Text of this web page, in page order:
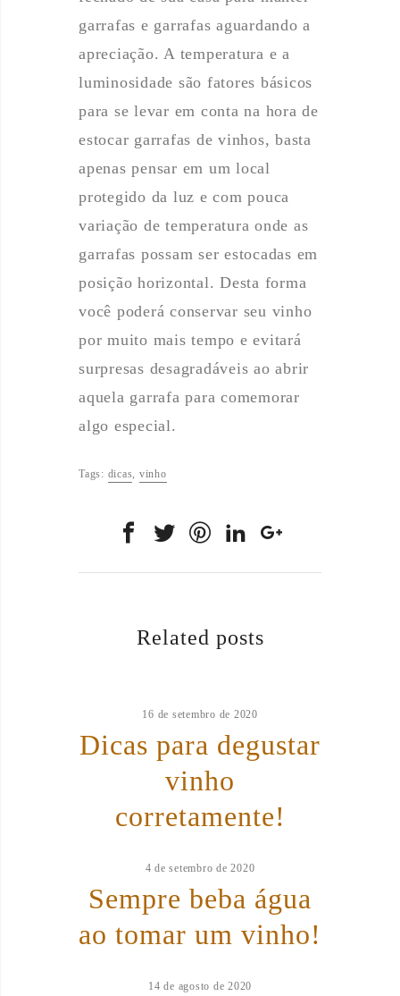
garrafas e garrafas aguardando a
apreciação. A temperatura e a
luminosidade são fatores básicos
para se levar em conta na hora de
estocar garrafas de vinhos, basta
apenas pensar em um local
protegido da luz e com pouca
variação de temperatura onde as
garrafas possam ser estocadas em
posição horizontal. Desta forma
você poderá conservar seu vinho
por muito mais tempo e evitará
surpresas desagradáveis ao abrir
aquela garrafa para comemorar
algo especial.
Tags: dicas, vinho
Related posts
16 de setembro de 2020
Dicas para degustar
vinho
corretamente!
4 de setembro de 2020
Sempre beba água
ao tomar um vinho!
14 de agosto de 2020